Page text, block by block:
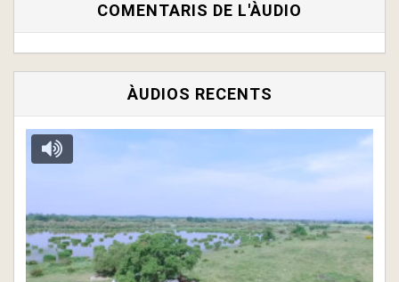
COMENTARIS DE L'ÀUDIO
ÀUDIOS RECENTS